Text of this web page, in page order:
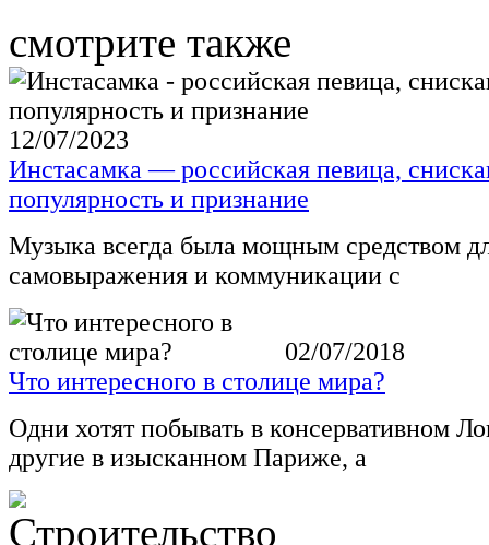
смотрите также
12/07/2023
Инстасамка — российская певица,
популярность и признание
Музыка всегда была мощным средством
самовыражения и коммуникации с
02/07/2018
Что интересного в столице мира?
Одни хотят побывать в консервативном
другие в изысканном Париже, а